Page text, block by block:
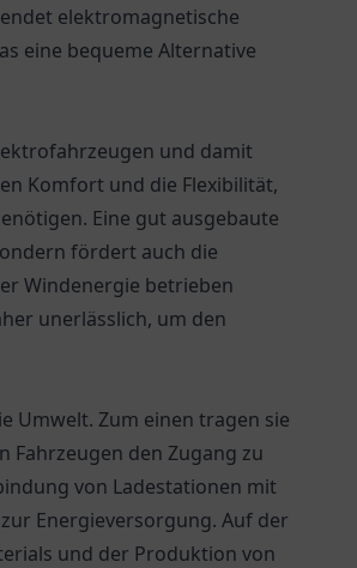
elektromagnetische
eine bequeme Alternative
und damit
Komfort und die Flexibilität,
Eine gut ausgebaute
fördert auch die
Windenergie betrieben
unerlässlich, um den
Umwelt. Zum einen tragen sie
Fahrzeugen den Zugang zu
von Ladestationen mit
Energieversorgung. Auf der
und der Produktion von